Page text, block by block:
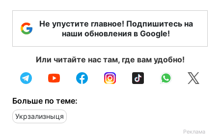
Не упустите главное! Подпишитесь на
наши обновления в Google!
Или читайте нас там, где вам удобно!
Больше по теме:
Укрзализныця